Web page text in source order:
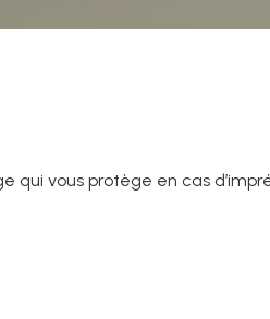
vous protège en cas